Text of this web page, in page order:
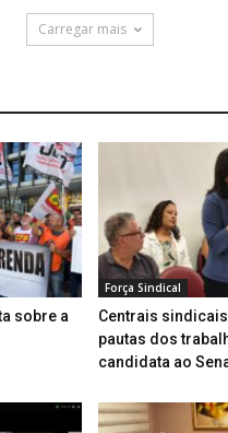
Carregar mais
sobre a
Força Sindical
Centrais
pautas dos
candidata ao